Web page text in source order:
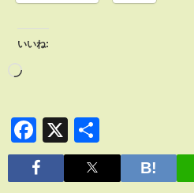
いいね:
Facebook
X
有